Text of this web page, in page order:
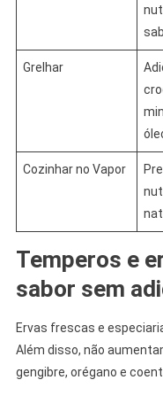
Grelhar
Cozinhar no Vapor
Temperos e
sabor sem
Ervas frescas e
Além disso, não
gengibre, orégano e